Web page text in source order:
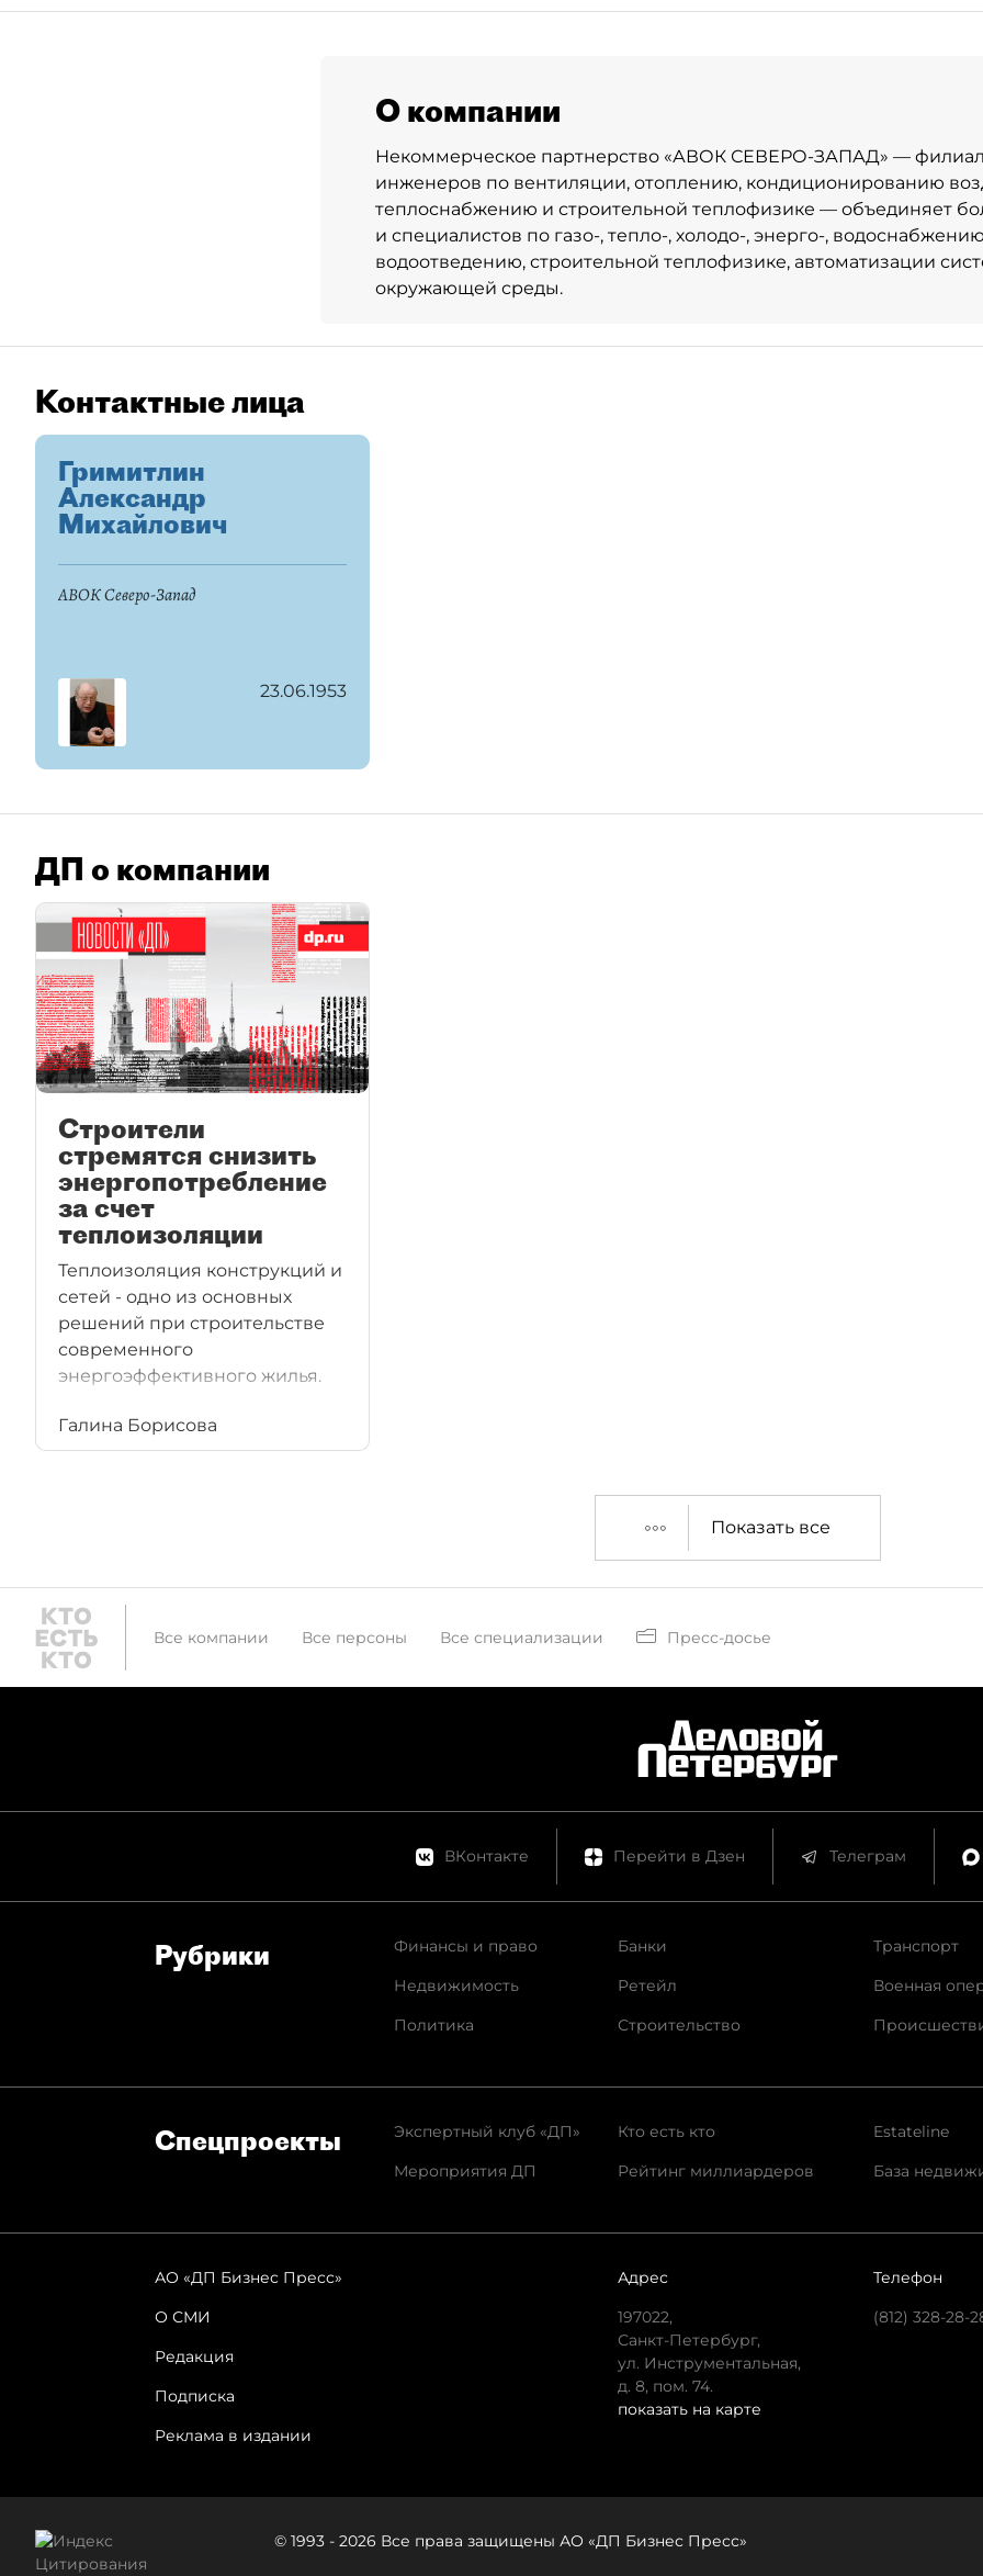
О компании
Некоммерческое партнерство «АВОК СЕВЕРО-ЗАПАД» —
инженеров по вентиляции, отоплению, кондиционированию
теплоснабжению и строительной теплофизике — объединяет
и специалистов по газо-, тепло-, холодо-, энерго-,
водоотведению, строительной теплофизике, автоматизации
окружающей среды.
Контактные лица
Гримитлин
Александр
Михайлович
АВОК Северо-Запад
23.06.1953
ДП о компании
Строители
стремятся снизить
энергопотребление
за счет
теплоизоляции
Теплоизоляция конструкций и
сетей - одно из основных
решений при строительстве
современного
энергоэффективного жилья.
Галина Борисова
Показать все
Все компании Все персоны Все специализации Пресс-досье
ВКонтакте Перейти в Дзен Телеграм
Рубрики
Финансы и право
Недвижимость
Политика
Банки
Ретейл
Строительство
Транспорт
Военная
Спец­проекты
Экспертный клуб «ДП»
Мероприятия ДП
Кто есть кто
Рейтинг миллиардеров
Estateline
База
АО «ДП Бизнес Пресс»
О СМИ
Редакция
Подписка
Реклама в издании
Адрес
197022,
Санкт-Петербург,
ул. Инструментальная,
д. 8, пом. 74.
показать на карте
Телефон
(812) 328-28-
© 1993 - 2026 Все права защищены АО «ДП Бизнес Пресс»